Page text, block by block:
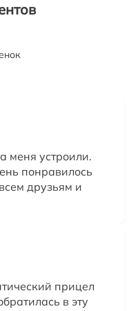
меня устроили.
понравилось
друзьям и
прицел
в эту